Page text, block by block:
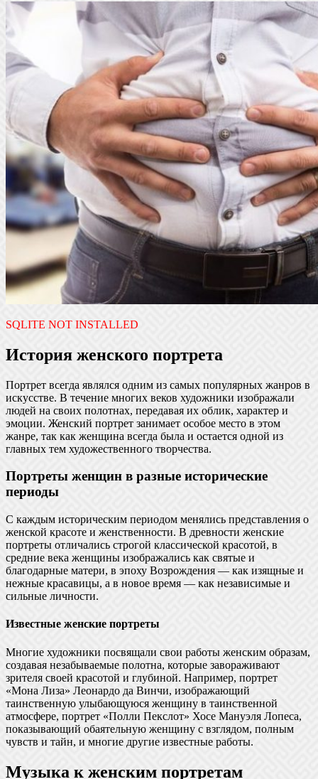
SQLITE NOT INSTALLED
История женского портрета
Портрет всегда являлся одним из самых популярных жанров в
искусстве. В течение многих веков художники изображали
людей на своих полотнах, передавая их облик, характер и
эмоции. Женский портрет занимает особое место в этом
жанре, так как женщина всегда была и остается одной из
главных тем художественного творчества.
Портреты женщин в разные исторические
периоды
С каждым историческим периодом менялись представления о
женской красоте и женственности. В древности женские
портреты отличались строгой классической красотой, в
средние века женщины изображались как святые и
благодарные матери, в эпоху Возрождения — как изящные и
нежные красавицы, а в новое время — как независимые и
сильные личности.
Известные женские портреты
Многие художники посвящали свои работы женским образам,
создавая незабываемые полотна, которые завораживают
зрителя своей красотой и глубиной. Например, портрет
«Мона Лиза» Леонардо да Винчи, изображающий
таинственную улыбающуюся женщину в таинственной
атмосфере, портрет «Полли Пекслот» Хосе Мануэля Лопеса,
показывающий обаятельную женщину с взглядом, полным
чувств и тайн, и многие другие известные работы.
Музыка к женским портретам